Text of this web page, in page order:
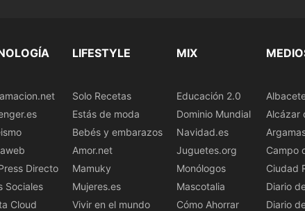
Directo
Sociales
Cloud
LIFESTYLE
Solo Recetas
Estás de moda
Bebés y embarazos
Amor.net
Mamuky
Mujeres.es
Vivir en el mundo
MIX
Educación 2.0
Dominio Mundial
Navidad.es
Juguetes.org
Monólogos
Mascotalia
Cómo Ahorrar
Alcázar
Campo
Ciudad
Diario
Diario